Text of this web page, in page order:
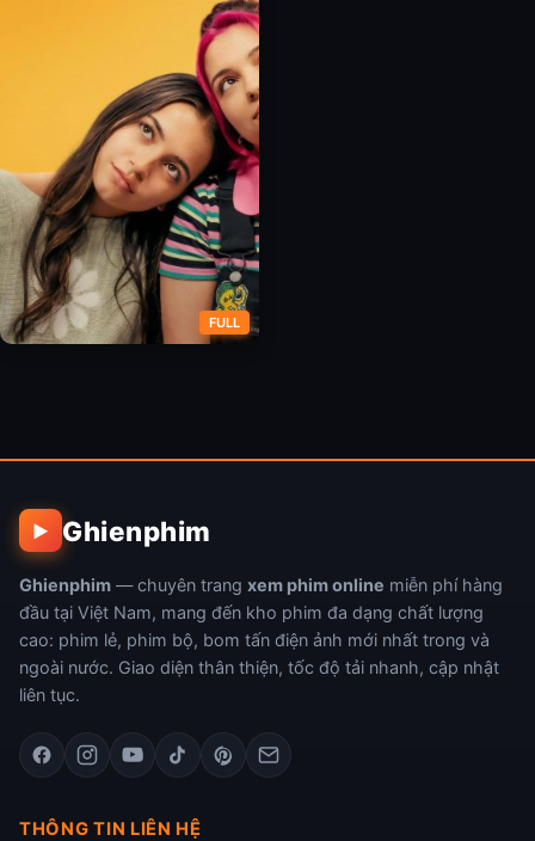
FULL
▶ Ghienphim
Ghienphim — chuyên trang xem phim online miễn phí hàng
đầu tại Việt Nam, mang đến kho phim đa dạng chất lượng
cao: phim lẻ, phim bộ, bom tấn điện ảnh mới nhất trong và
ngoài nước. Giao diện thân thiện, tốc độ tải nhanh, cập nhật
liên tục.
THÔNG TIN LIÊN HỆ